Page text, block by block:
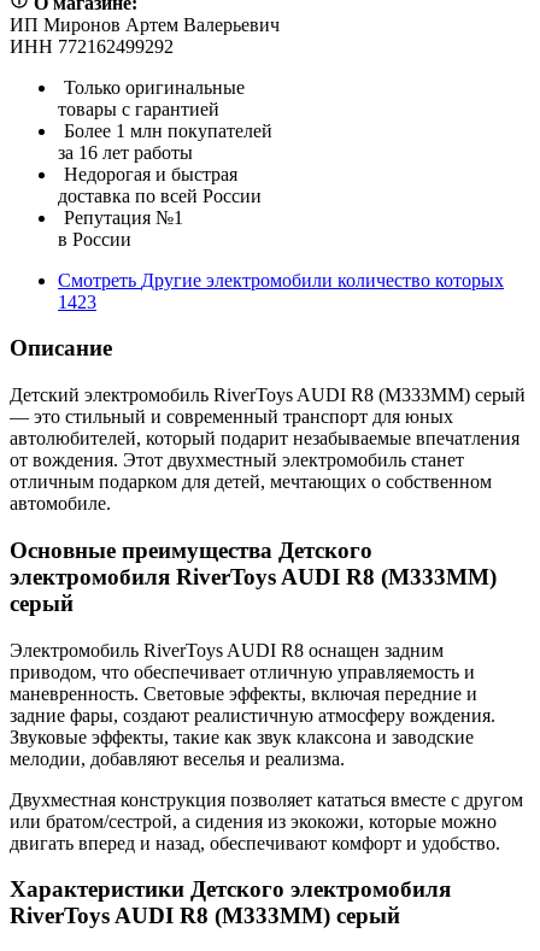
ИП Миронов Артем Валерьевич
ИНН 772162499292
Только оригинальные
товары с гарантией
Более 1 млн покупателей
за 16 лет работы
Недорогая и быстрая
доставка по всей России
Репутация №1
в России
Смотреть Другие электромобили количество которых
1423
Описание
Детский электромобиль RiverToys AUDI R8 (M333MM) серый
— это стильный и современный транспорт для юных
автолюбителей, который подарит незабываемые впечатления
от вождения. Этот двухместный электромобиль станет
отличным подарком для детей, мечтающих о собственном
автомобиле.
Основные преимущества Детского
электромобиля RiverToys AUDI R8 (M333MM)
серый
Электромобиль RiverToys AUDI R8 оснащен задним
приводом, что обеспечивает отличную управляемость и
маневренность. Световые эффекты, включая передние и
задние фары, создают реалистичную атмосферу вождения.
Звуковые эффекты, такие как звук клаксона и заводские
мелодии, добавляют веселья и реализма.
Двухместная конструкция позволяет кататься вместе с другом
или братом/сестрой, а сидения из экокожи, которые можно
двигать вперед и назад, обеспечивают комфорт и удобство.
Характеристики Детского электромобиля
RiverToys AUDI R8 (M333MM) серый